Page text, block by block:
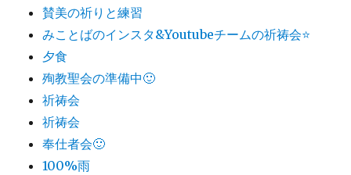
賛美の祈りと練習
みことばのインスタ&Youtubeチームの祈祷会⭐️
夕食
殉教聖会の準備中🙂
祈祷会
祈祷会
奉仕者会🙂
100%雨